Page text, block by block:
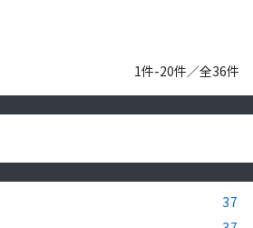
1件-20件／全36件
37